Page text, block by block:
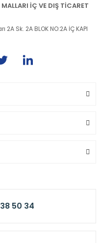
İÇ VE DIŞ TİCARET
Sk. 2A BLOK NO:2A İÇ KAPI
50 34